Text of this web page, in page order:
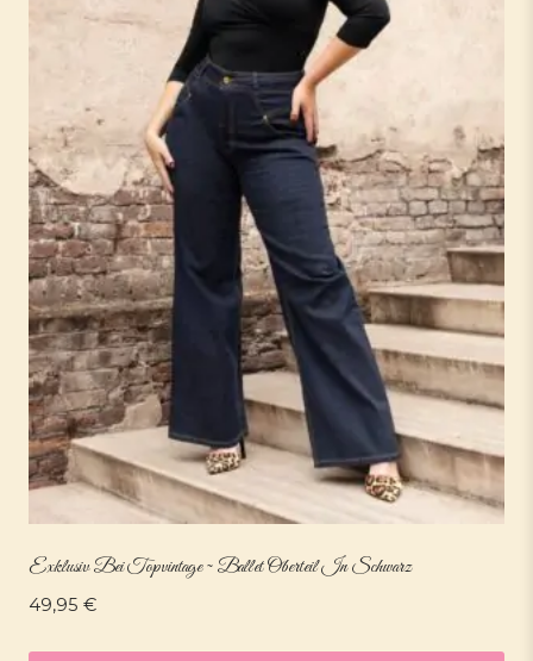
Exklusiv Bei Topvintage ~ Ballet Oberteil In Schwarz
49,95 €